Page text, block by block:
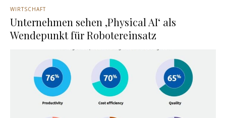
WIRTSCHAFT
Unternehmen sehen ‚Physical AI‘ als
Wendepunkt für Robotereinsatz